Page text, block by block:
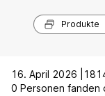
Produkte
16. April 2026 |
0 Personen fanden